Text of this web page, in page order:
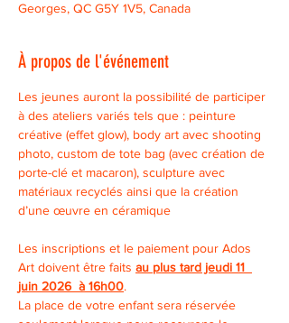
Georges, QC G5Y 1V5, Canada
À propos de l'événement
Les jeunes auront la possibilité de participer
à des ateliers variés tels que : peinture
créative (effet glow), body art avec shooting
photo, custom de tote bag (avec création de
porte-clé et macaron), sculpture avec
matériaux recyclés ainsi que la création
d’une œuvre en céramique
Les inscriptions et le paiement pour Ados
Art doivent être faits au plus tard jeudi 11
juin 2026  à 16h00.
La place de votre enfant sera réservée